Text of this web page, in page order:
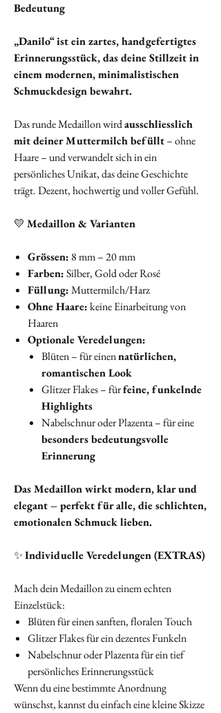
Bedeutung
„Danilo“ ist ein zartes, handgefertigtes
Erinnerungsstück, das deine Stillzeit in
einem modernen, minimalistischen
Schmuckdesign bewahrt.
Das runde Medaillon wirdausschliesslich
mit deiner Muttermilch befüllt– ohne
Haare – und verwandelt sich in ein
persönliches Unikat, das deine Geschichte
trägt. Dezent, hochwertig und voller Gefühl.
💛 Medaillon & Varianten
Grössen: 8 mm – 20 mm
Farben:Silber, Gold oder Rosé
Füllung:Muttermilch/Harz
Ohne Haare:keine Einarbeitung von
Haaren
Optionale Veredelungen:
Blüten – für einennatürlichen,
romantischen Look
Glitzer Flakes – fürfeine, funkelnde
Highlights
Nabelschnur oder Plazenta – für eine
besonders bedeutungsvolle
Erinnerung
Das Medaillon wirkt modern, klar und
elegant – perfekt für alle, die schlichten,
emotionalen Schmuck lieben.
✨Individuelle Veredelungen (EXTRAS)
Mach dein Medaillon zu einem echten
Einzelstück:
Blüten für einen sanften, floralen Touch
Glitzer Flakes für ein dezentes Funkeln
Nabelschnur oder Plazenta für ein tief
persönliches Erinnerungsstück
Wenn du eine bestimmte Anordnung
wünschst, kannst du einfach eine kleine Skizze